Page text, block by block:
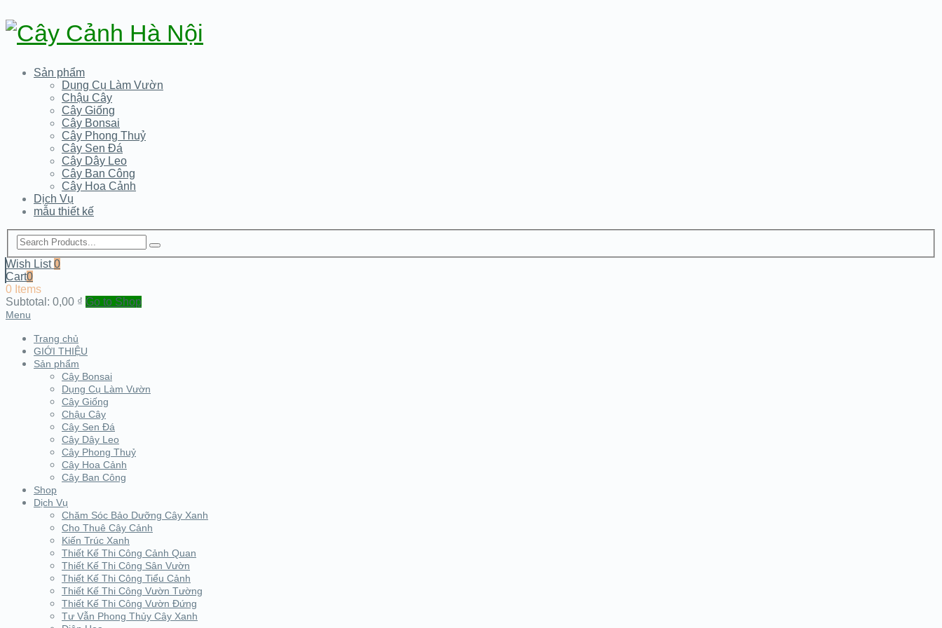
Sản phẩm
Dụng Cụ Làm Vườn
Chậu Cây
Cây Giống
Cây Bonsai
Cây Phong Thuỷ
Cây Sen Đá
Cây Dây Leo
Cây Ban Công
Cây Hoa Cảnh
Dịch Vụ
mẫu thiết kế
Wish List0
Cart0
0 Items
Subtotal: 0,00 ₫ Go to Shop
Menu
Trang chủ
GIỚI THIỆU
Sản phẩm
Cây Bonsai
Dụng Cụ Làm Vườn
Cây Giống
Chậu Cây
Cây Sen Đá
Cây Dây Leo
Cây Phong Thuỷ
Cây Hoa Cảnh
Cây Ban Công
Shop
Dịch Vụ
Chăm Sóc Bảo Dưỡng Cây Xanh
Cho Thuê Cây Cảnh
Kiến Trúc Xanh
Thiết Kế Thi Công Cảnh Quan
Thiết Kế Thi Công Sân Vườn
Thiết Kế Thi Công Tiểu Cảnh
Thiết Kế Thi Công Vườn Tường
Thiết Kế Thi Công Vườn Đứng
Tư Vẫn Phong Thủy Cây Xanh